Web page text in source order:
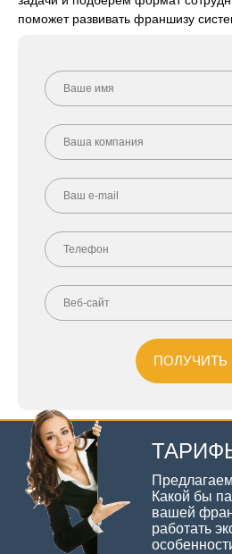
поможет развивать франшизу
Какой бы
вашей
работать